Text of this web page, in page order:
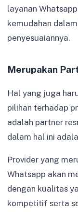
layanan
kemudahan
penyesuaiannya.
Merupakan
Hal yang juga
pilihan terhadap
adalah partner
dalam hal ini
Provider yang
Whatsapp akan
dengan kualitas
kompetitif serta